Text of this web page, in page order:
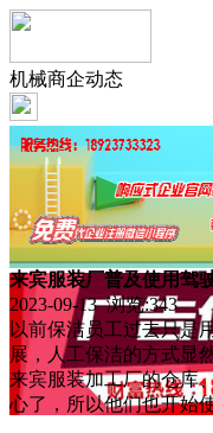
机械商企动态
来宾服装厂普及使用驾
2023-09-13 浏览:343
以前保洁员工过去只是
展，人工保洁的方式显
来宾服装加工厂的仓库
心了，所以他们也开始